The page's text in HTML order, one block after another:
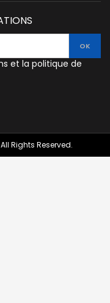
et la politique de
Rights Reserved.